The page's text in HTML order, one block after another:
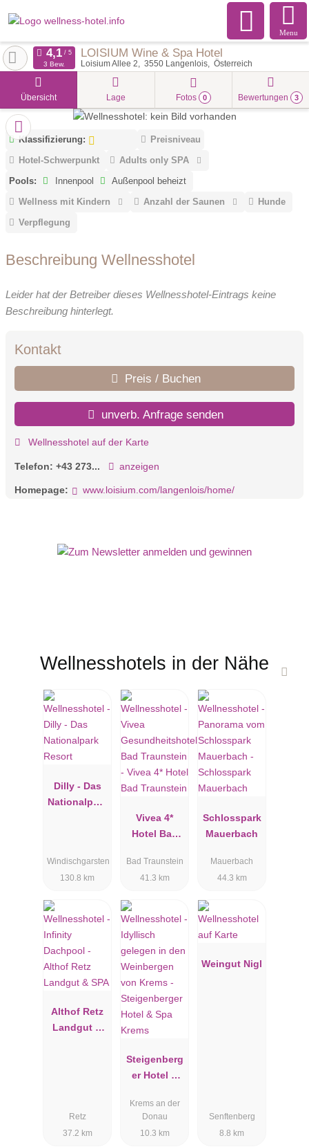
Menu
LOISIUM Wine & Spa Hotel
Loisium Allee 2 3550 Langenlois Österreich
3 Bew.
Übersicht Lage Fotos 0 Bewertungen 3
Klassifizierung:
Preisniveau
Hotel-Schwerpunkt
Adults only SPA
Pools:
Innenpool
Außenpool beheizt
Wellness mit Kindern
Anzahl der Saunen
Hunde
Verpflegung
Beschreibung Wellnesshotel
Leider hat der Betreiber dieses Wellnesshotel-Eintrags keine
Beschreibung hinterlegt.
Kontakt
Preis / Buchen
unverb. Anfrage senden
Wellnesshotel auf der Karte
Telefon: +43 273... anzeigen
Homepage: www.loisium.com/langenlois/home/
Wellnesshotels in der Nähe
Dilly - Das
Nationalpark
Windischgarsten
130.8 km
Vivea 4*
Hotel Bad
Bad Traunstein
41.3 km
Schlosspark
Mauerbach
Mauerbach
44.3 km
Althof Retz
Landgut &
Retz
37.2 km
Steigenberg
er Hotel &
Krems an der
Donau
10.3 km
Weingut Nigl
Senftenberg
8.8 km